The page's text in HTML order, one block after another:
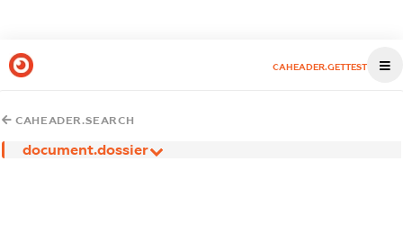
CAHEADER.GETTEST
CAHEADER.SEARCH
document.dossier